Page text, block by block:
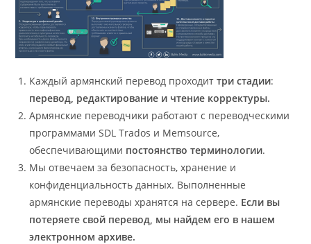
Каждый армянский перевод проходиттри стадии:
перевод, редактирование и чтение корректуры.
Армянские переводчики работают с переводческими
программами SDL Trados и Memsource,
обеспечивающими постоянство терминологии.
Мы отвечаем за безопасность, хранение и
конфиденциальность данных. Выполненные
армянские переводы хранятся на сервере. Если вы
потеряете свой перевод, мы найдем его в нашем
электронном архиве.